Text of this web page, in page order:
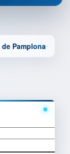
Pamplona